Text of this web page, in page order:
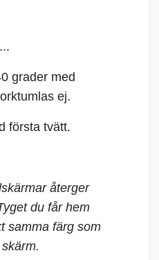
grader med
ej.
första tvätt.
återger
du får hem
samma färg som